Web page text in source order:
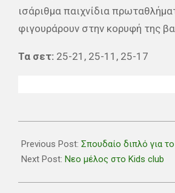
ισάριθμα παιχνίδια
φιγουράρουν στην κορυφή της
Τα σετ: 25-21, 25-11, 25-17
01-
22
Previous Post: Σπουδαίο διπλό για
Next Post: Νεο μέλος στο Kids club